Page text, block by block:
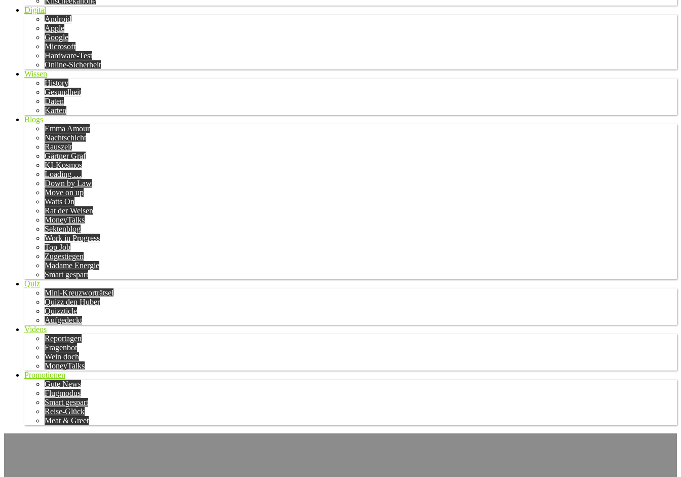
Digital
Android
Apple
Google
Microsoft
Hardware-Test
Online-Sicherheit
Wissen
History
Gesundheit
Daten
Karten
Blogs
Emma Amour
Nachtschicht
Rauszeit
Gärtner Graf
KI-Kosmos
Loading …
Down by Law
Move on up
Watts On
Rat der Weisen
MoneyTalks
Sektenblog
Work in Progress
Top Job
Zugestiegen
Madame Energie
Smart gespart
Quiz
Mini-Kreuzworträtsel
Quizz den Huber
Quizzticle
Aufgedeckt
Videos
Reportagen
Fragenbot
Wein doch
MoneyTalks
Promotionen
Gute News
Flugmodus
Smart gespart
Reise-Glück
Meat & Greet